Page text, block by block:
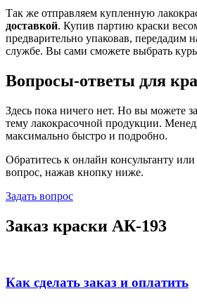
Так же отправляем купленную
доставкой. Купив партию краски
предварительно упаковав, передадим
службе. Вы сами сможете выбрать
Вопросы-ответы для
Здесь пока ничего нет. Но вы можете
тему лакокрасочной продукции.
максимально быстро и подробно.
Обратитесь к онлайн консультанту
вопрос, нажав кнопку ниже.
Задать вопрос
Заказ краски АК-193
Как сделать заказ и оплатить